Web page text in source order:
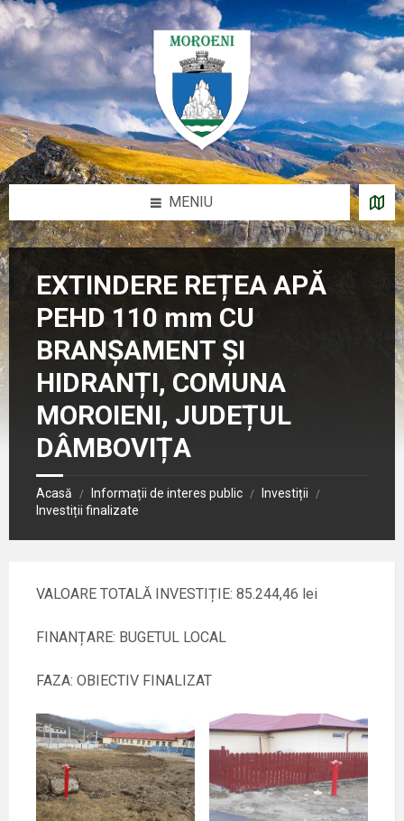
Sari
la
conținut
Salt
la
bara
laterală
stângă
Salt
la
subsol
MENIU
EXTINDERE REȚEA APĂ
PEHD 110 mm CU
BRANȘAMENT ȘI
HIDRANȚI, COMUNA
MOROIENI, JUDEȚUL
DÂMBOVIȚA
Acasă / Informații de interes public / Investiții /
Investiții finalizate
VALOARE TOTALĂ INVESTIȚIE: 85.244,46 lei
FINANȚARE: BUGETUL LOCAL
FAZA: OBIECTIV FINALIZAT